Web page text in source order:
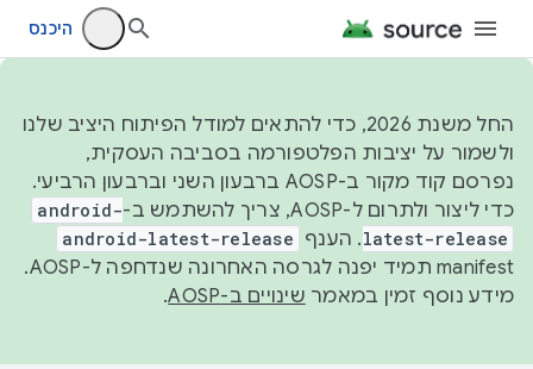
היכנס
החל משנת 2026, כדי להתאים למודל הפיתוח היציב שלנו
ולשמור על יציבות הפלטפורמה בסביבה העסקית,
נפרסם קוד מקור ב-AOSP ברבעון השני וברבעון הרביעי.
כדי ליצור ולתרום ל-AOSP, צריך להשתמש ב-
android-
latest-release. הענף android-latest-release
manifest תמיד יפנה לגרסה האחרונה שנדחפה ל-AOSP.
מידע נוסף זמין במאמר שינויים ב-AOSP .